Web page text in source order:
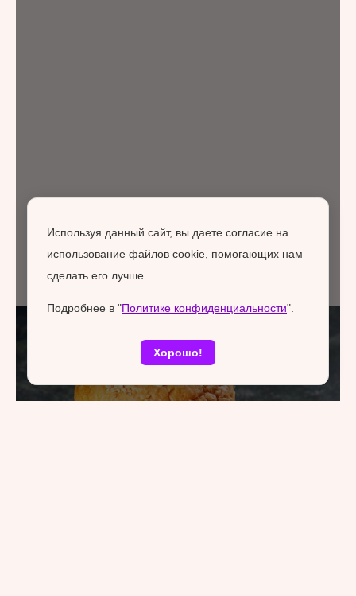
Используя данный сайт, вы даете согласие на
использование файлов cookie, помогающих нам
сделать его лучше.
Подробнее в "Политике конфиденциальности".
Хорошо!